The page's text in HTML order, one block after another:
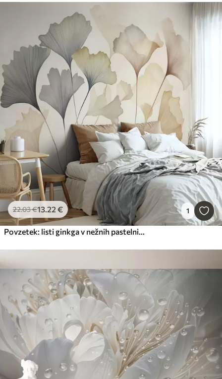
22.03€13.22 € 1
Povzetek: listi ginkga v nežnih pastelnih barvah, kot so modra, zelena in breskovo rumena, teksturirana umetnina